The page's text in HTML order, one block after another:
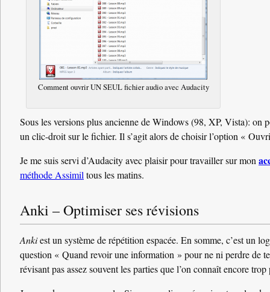
Comment ouvrir UN SEUL fichier audio avec Audacity
Sous les versions plus ancienne de Windows (98, XP, Vista): on
un clic-droit sur le fichier. Il s’agit alors de choisir l’option «
Je me suis servi d’Audacity avec plaisir pour travailler sur mon
méthode Assimiltous les matins.
Anki – Optimiser ses révisions
Ankiest un système de répétition espacée. En somme, c’est un
question « Quand revoir une information » pour ne ni perdre de
révisant pas assez souvent les parties que l’on connaît encore trop